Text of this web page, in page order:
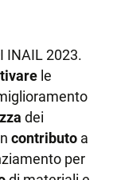
INAIL 2023.
le
dei
contributo a
per